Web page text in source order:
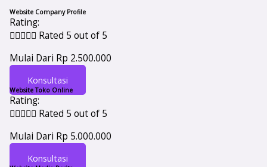
Website Company Profile
Rating:
 Rated 5 out of 5
Mulai Dari Rp 2.500.000
Konsultasi
Website Toko Online
Rating:
 Rated 5 out of 5
Mulai Dari Rp 5.000.000
Konsultasi